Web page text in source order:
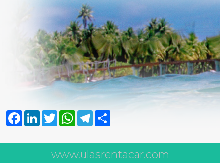
FacebookLinkedInTwitter WhatsAppTelegram
www.ulasrentacar.com